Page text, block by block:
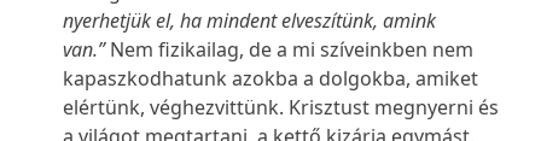
nyerhetjük el, ha mindent elveszítünk, amink
van.”Nem fizikailag, de a mi szíveinkben nem
kapaszkodhatunk azokba a dolgokba, amiket
elértünk, véghezvittünk. Krisztust megnyerni és